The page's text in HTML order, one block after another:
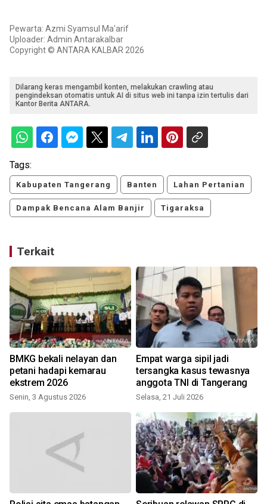
Pewarta: Azmi Syamsul Ma'arif
Uploader: Admin Antarakalbar
Copyright © ANTARA KALBAR 2026
Dilarang keras mengambil konten, melakukan crawling atau
pengindeksan otomatis untuk AI di situs web ini tanpa izin tertulis dari
Kantor Berita ANTARA.
Tags:
Kabupaten Tangerang Banten Lahan Pertanian
Dampak Bencana Alam Banjir Tigaraksa
Terkait
BMKG bekali nelayan dan
petani hadapi kemarau
ekstrem 2026
Senin, 3 Agustus 2026
Empat warga sipil jadi
tersangka kasus tewasnya
anggota TNI di Tangerang
Selasa, 21 Juli 2026